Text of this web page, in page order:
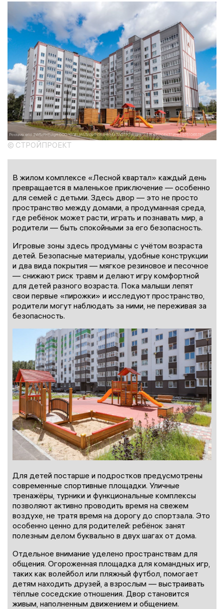
© СТРОЙПРОЕКТ
В жилом комплексе «Лесной квартал» каждый день
превращается в маленькое приключение — особенно
для семей с детьми. Здесь двор — это не просто
пространство между домами, а продуманная среда,
где ребёнок может расти, играть и познавать мир, а
родители — быть спокойными за его безопасность.
Игровые зоны здесь продуманы с учётом возраста
детей. Безопасные материалы, удобные конструкции
и два вида покрытия — мягкое резиновое и песочное
— снижают риск травм и делают игру комфортной
для детей разного возраста. Пока малыши лепят
свои первые «пирожки» и исследуют пространство,
родители могут наблюдать за ними, не переживая за
безопасность.
Для детей постарше и подростков предусмотрены
современные спортивные площадки. Уличные
тренажёры, турники и функциональные комплексы
позволяют активно проводить время на свежем
воздухе, не тратя время на дорогу до спортзала. Это
особенно ценно для родителей: ребёнок занят
полезным делом буквально в двух шагах от дома.
Отдельное внимание уделено пространствам для
общения. Огороженная площадка для командных игр,
таких как волейбол или пляжный футбол, помогает
детям находить друзей, а взрослым — выстраивать
тёплые соседские отношения. Двор становится
живым, наполненным движением и общением.